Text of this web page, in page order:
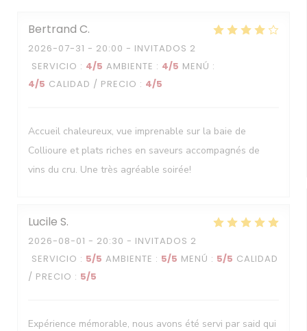
Bertrand C
2026-07-31 - 20:00 - INVITADOS 2
SERVICIO : 4/5 AMBIENTE : 4/5 MENÚ :
4/5 CALIDAD / PRECIO : 4/5
Accueil chaleureux, vue imprenable sur la baie de
Collioure et plats riches en saveurs accompagnés de
vins du cru. Une très agréable soirée!
Lucile S
2026-08-01 - 20:30 - INVITADOS 2
SERVICIO : 5/5 AMBIENTE : 5/5 MENÚ : 5/5 CALIDAD
/ PRECIO : 5/5
Expérience mémorable, nous avons été servi par said qui